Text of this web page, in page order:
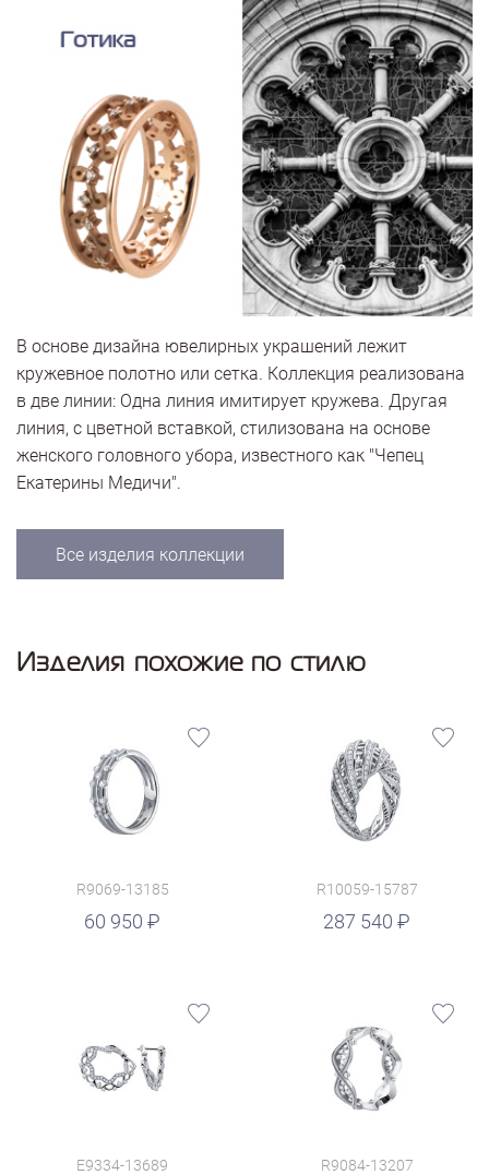
В основе дизайна ювелирных украшений лежит
кружевное полотно или сетка. Коллекция реализована
в две линии: Одна линия имитирует кружева. Другая
линия, с цветной вставкой, стилизована на основе
женского головного убора, известного как "Чепец
Екатерины Медичи".
Все изделия коллекции
Изделия похожие по стилю
R9069-13185
60 950
R10059-15787
287 540
руб.
E9334-13689 R9084-13207